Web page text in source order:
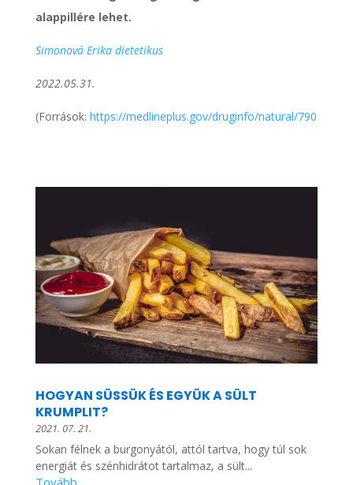
alappillére lehet.
Simonová Erika dietetikus
2022.05.31.
(Források: https://medlineplus.gov/druginfo/natural/790.html
HOGYAN SÜSSÜK ÉS EGYÜK A SÜLT
KRUMPLIT?
2021. 07. 21.
Sokan félnek a burgonyától, attól tartva, hogy túl sok
energiát és szénhidrátot tartalmaz, a sült...